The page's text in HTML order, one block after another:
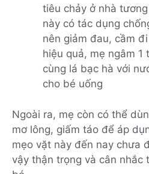
tiêu chảy ở nhà
này có tác dụng
nên giảm đau, cầm
hiệu quả, mẹ ngâm 1
cùng lá bạc hà với
cho bé uống
Ngoài ra, mẹ còn có thể
mơ lông, giấm táo để áp
mẹo vặt này đến nay chưa
vậy thận trọng và cân nhắc